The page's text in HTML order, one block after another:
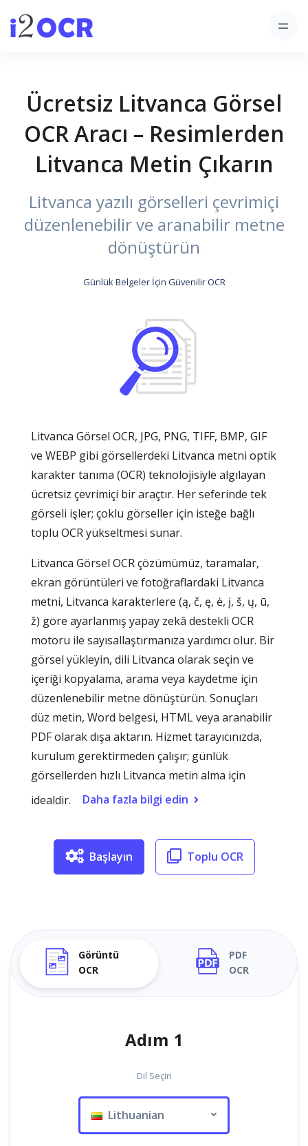
Ücretsiz Litvanca Görsel
OCR Aracı – Resimlerden
Litvanca Metin Çıkarın
Litvanca yazılı görselleri çevrimiçi
düzenlenebilir ve aranabilir metne
dönüştürün
Günlük Belgeler İçin Güvenilir OCR
Litvanca Görsel OCR, JPG, PNG, TIFF, BMP, GIF
ve WEBP gibi görsellerdeki Litvanca metni optik
karakter tanıma (OCR) teknolojisiyle algılayan
ücretsiz çevrimiçi bir araçtır. Her seferinde tek
görseli işler; çoklu görseller için isteğe bağlı
toplu OCR yükseltmesi sunar.
Litvanca Görsel OCR çözümümüz, taramalar,
ekran görüntüleri ve fotoğraflardaki Litvanca
metni, Litvanca karakterlere (ą, č, ę, ė, į, š, ų, ū,
ž) göre ayarlanmış yapay zekâ destekli OCR
motoru ile sayısallaştırmanıza yardımcı olur. Bir
görsel yükleyin, dili Litvanca olarak seçin ve
içeriği kopyalama, arama veya kaydetme için
düzenlenebilir metne dönüştürün. Sonuçları
düz metin, Word belgesi, HTML veya aranabilir
PDF olarak dışa aktarın. Hizmet tarayıcınızda,
kurulum gerektirmeden çalışır; günlük
görsellerden hızlı Litvanca metin alma için
idealdir.
Daha fazla bilgi edin
Başlayın Toplu OCR
Görüntü
OCR
PDF
OCR
Adım 1
Dil Seçin
Lithuanian